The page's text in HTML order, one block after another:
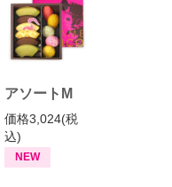
アソートM
価格3,024(税
込)
NEW